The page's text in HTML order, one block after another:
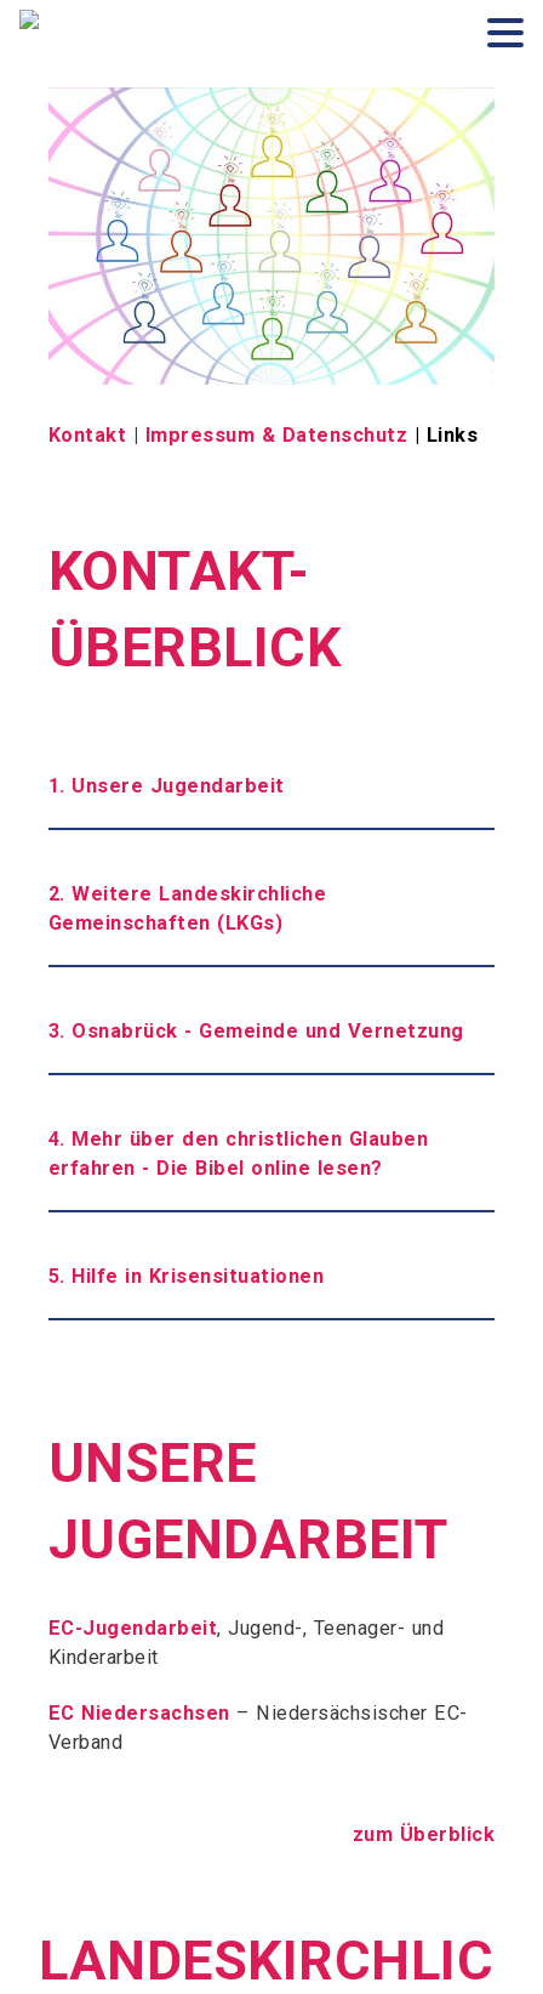
Kontakt Impressum & Datenschutz | Links
KONTAKT-
ÜBERBLICK
1. Unsere Jugendarbeit
2. Weitere Landeskirchliche
Gemeinschaften (LKGs)
3. Osnabrück - Gemeinde und Vernetzung
4. Mehr über den christlichen Glauben
erfahren - Die Bibel online lesen?
5. Hilfe in Krisensituationen
UNSERE
JUGENDARBEIT
EC-Jugendarbeit, Jugend-, Teenager- und
Kinderarbeit
EC Niedersachsen – Niedersächsischer EC-
Verband
zum Überblick
LANDESKIRCHLIC